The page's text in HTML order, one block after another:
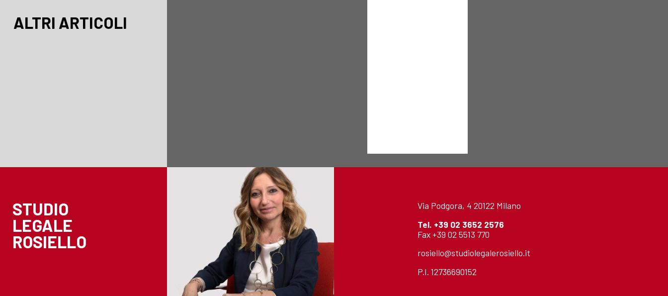
ALTRI ARTICOLI
STUDIO
LEGALE
ROSIELLO
Via Podgora, 4 20122 Milano
Tel. +39 02 3652 2576
Fax +39 02 5513 770
rosiello@studiolegalerosiello.it
P.I. 12736690152